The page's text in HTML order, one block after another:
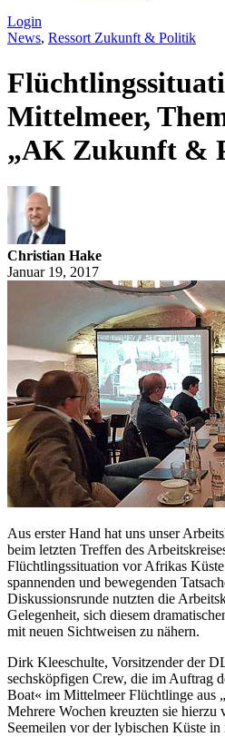
Login
News, Ressort Zukunft & Politik
Mittelmeer,
„AK Zukunft &
Christian Hake
Januar 19, 2017
Aus erster Hand hat uns unser
beim letzten Treffen des
Flüchtlingssituation vor Afrikas
spannenden und bewegenden
Diskussionsrunde nutzten die
Gelegenheit, sich diesem
mit neuen Sichtweisen zu nähern.
Dirk Kleeschulte, Vorsitzender der
sechsköpfigen Crew, die im Auftrag
Boat« im Mittelmeer Flüchtlinge aus
Mehrere Wochen kreuzten sie hierzu
Seemeilen vor der lybischen Küste